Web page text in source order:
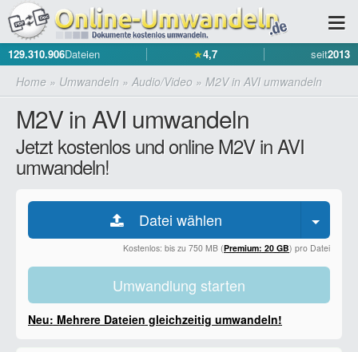
129.310.906Dateien ★4,7 seit2013
Home » Umwandeln » Audio/Video » M2V in AVI umwandeln
M2V in AVI umwandeln
Jetzt kostenlos und online M2V in AVI
umwandeln!
Datei wählen
Kostenlos: bis zu 750 MB (Premium: 20 GB) pro Datei
Umwandlung starten
Neu: Mehrere Dateien gleichzeitig umwandeln!